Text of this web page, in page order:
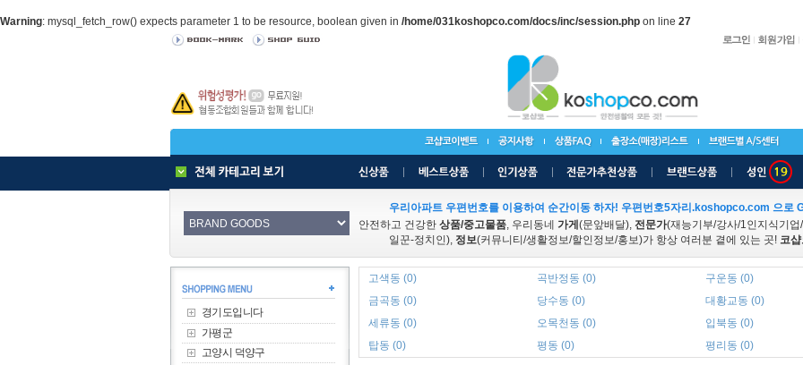
Warning: mysql_fetch_row() expects parameter 1 to be resource, boolean given in /home/031koshopco.com/docs/inc/session.php on line 27
우리아파트 우편번호를 이용하여 순간이동 하자! 우편번호5자리.koshopco.com 으로
안전하고 건강한 상품/중고물품, 우리동네 가게 (문앞배달), 전문가(재능기부/강사/1인지식기업
일꾼-정치인), 정보(커뮤니티/생활정보/할인정보/홍보)가 항상 여러분 곁에 있는 곳! 코
경기도입니다
가평군
고양시 덕양구
고색동 (0) 곡반정동 (0)
구운동 (0)
금곡동 (0)
당수동 (0)
대황교동 (0)
세류동 (0)
오목천동 (0)
입북동 (0)
탑동 (0)
평동 (0) 평리동 (0)